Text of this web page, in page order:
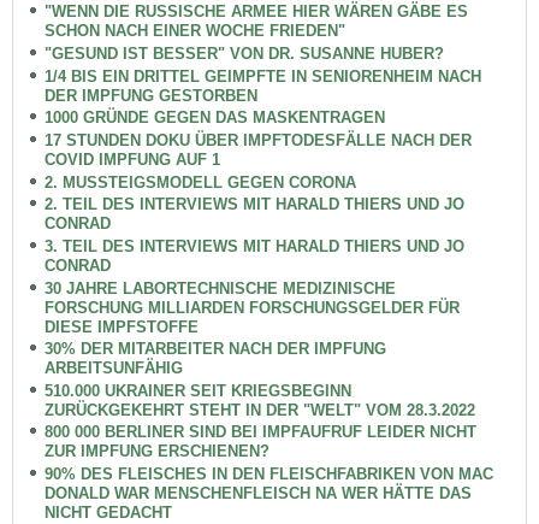
"WENN DIE RUSSISCHE ARMEE HIER WÄREN GÄBE ES
SCHON NACH EINER WOCHE FRIEDEN"
"GESUND IST BESSER" VON DR. SUSANNE HUBER?
1/4 BIS EIN DRITTEL GEIMPFTE IN SENIORENHEIM NACH
DER IMPFUNG GESTORBEN
1000 GRÜNDE GEGEN DAS MASKENTRAGEN
17 STUNDEN DOKU ÜBER IMPFTODESFÄLLE NACH DER
COVID IMPFUNG AUF 1
2. MUSSTEIGSMODELL GEGEN CORONA
2. TEIL DES INTERVIEWS MIT HARALD THIERS UND JO
CONRAD
3. TEIL DES INTERVIEWS MIT HARALD THIERS UND JO
CONRAD
30 JAHRE LABORTECHNISCHE MEDIZINISCHE
FORSCHUNG MILLIARDEN FORSCHUNGSGELDER FÜR
DIESE IMPFSTOFFE
30% DER MITARBEITER NACH DER IMPFUNG
ARBEITSUNFÄHIG
510.000 UKRAINER SEIT KRIEGSBEGINN
ZURÜCKGEKEHRT STEHT IN DER "WELT" VOM 28.3.2022
800 000 BERLINER SIND BEI IMPFAUFRUF LEIDER NICHT
ZUR IMPFUNG ERSCHIENEN?
90% DES FLEISCHES IN DEN FLEISCHFABRIKEN VON MAC
DONALD WAR MENSCHENFLEISCH NA WER HÄTTE DAS
NICHT GEDACHT